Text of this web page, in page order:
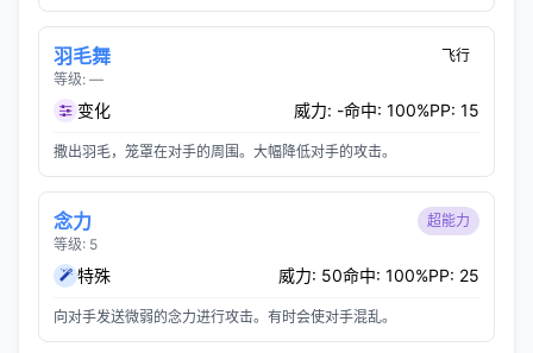
羽毛舞
等级: —
飞行
变化 威力: -命中: 100%PP: 15
撒出羽毛，笼罩在对手的周围。大幅降低对手的攻击。
念力
等级: 5
超能力
特殊 威力: 50命中: 100%PP: 25
向对手发送微弱的念力进行攻击。有时会使对手混乱。